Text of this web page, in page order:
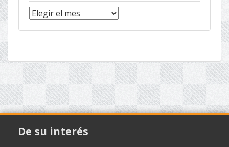
Noticias
(archivo)
De su interés